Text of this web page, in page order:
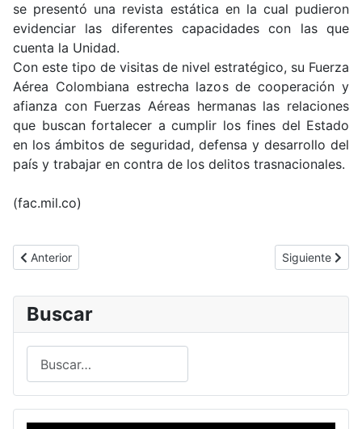
se presentó una revista estática en la cual pudieron
evidenciar las diferentes capacidades con las que
cuenta la Unidad.
Con este tipo de visitas de nivel estratégico, su Fuerza
Aérea Colombiana estrecha lazos de cooperación y
afianza con Fuerzas Aéreas hermanas las relaciones
que buscan fortalecer a cumplir los fines del Estado
en los ámbitos de seguridad, defensa y desarrollo del
país y trabajar en contra de los delitos trasnacionales.
(fac.mil.co)
Artículo anterior: Lanzamiento del programa Airmanship en el
Anterior Artículo
Siguiente
Buscar
Type 2 or more characters for results.